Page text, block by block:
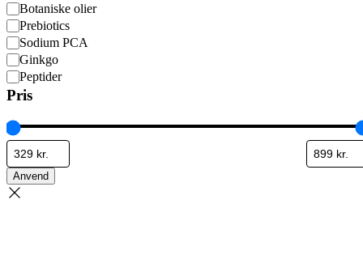
Botaniske olier
Prebiotics
Sodium PCA
Ginkgo
Peptider
Pris
Anvend